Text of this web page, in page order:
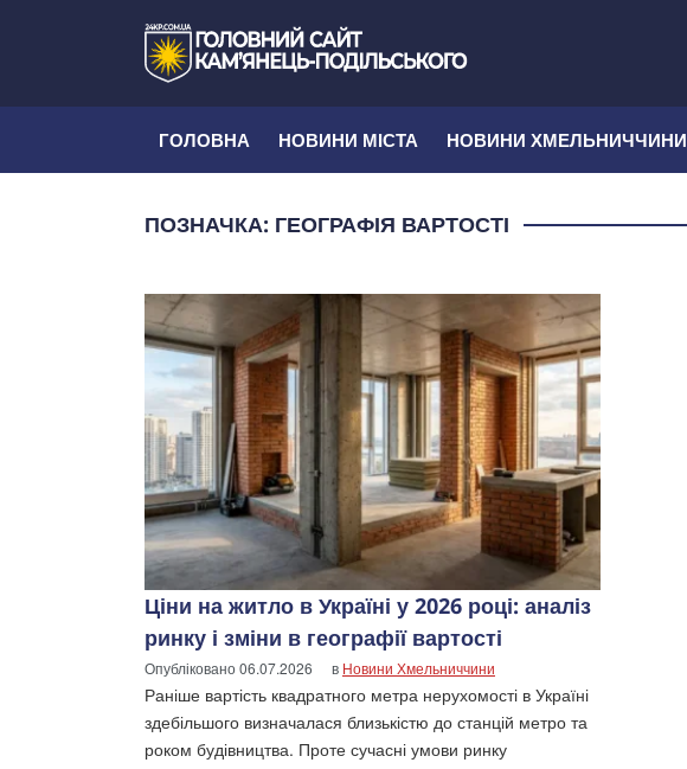
ГОЛОВНА НОВИНИ МІСТА НОВИНИ ХМЕЛЬНИЧЧИНИ
ПОЗНАЧКА: ГЕОГРАФІЯ ВАРТОСТІ
Ціни на житло в Україні у 2026 році: аналіз
ринку і зміни в географії вартості
Опубліковано06.07.2026 в Новини Хмельниччини
Раніше вартість квадратного метра нерухомості в Україні
здебільшого визначалася близькістю до станцій метро та
роком будівництва. Проте сучасні умови ринку